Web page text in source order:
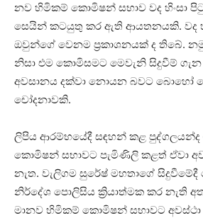
නව හිමිකම් කොමිෂන් සභාව වද හිංසා
සෙයින් කටයුතු කර ඇති ආයතනයකි. වද
ඔවුන්ගේ වෙනම ප්‍රකාශනයක් ද තිබේ.
නිසා එම කොමිසමට මෙවැනි සිදුවීම්
අවසානය දක්වා නොයන බවට බොහෝ
චෝදනාවකි.
ලිපිය ආරම්භයේදී සඳහන් කළ
කොමිෂන් සභාවට පැමිණිලි කළත් ඒවා
නැත. වැලිගම සුරේෂ් මහතාගේ
නිර්දේශ පොලිසිය ක්‍රියාත්මක කර නැති
මානව හිමිකම් කොමිෂන් සභාවට